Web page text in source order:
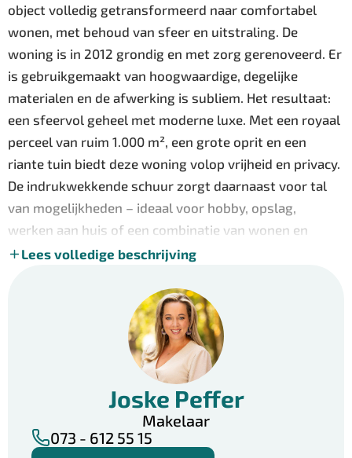
object volledig getransformeerd naar comfortabel
wonen, met behoud van sfeer en uitstraling. De
woning is in 2012 grondig en met zorg gerenoveerd. Er
is gebruikgemaakt van hoogwaardige, degelijke
materialen en de afwerking is subliem. Het resultaat:
een sfeervol geheel met moderne luxe. Met een royaal
perceel van ruim 1.000 m², een grote oprit en een
riante tuin biedt deze woning volop vrijheid en privacy.
De indrukwekkende schuur zorgt daarnaast voor tal
van mogelijkheden – ideaal voor hobby, opslag,
werken aan huis of een combinatie van wonen en
ondernemen.
Binnen beschikt de woning over verrassend veel
woonoppervlakte en een flexibele indeling. Een pand
met inhoud, uitstraling én potentie. Vrijstaand wonen
in een woonwijk, met dit formaat én deze historie, is
een zeldzame combinatie. Een zeldzame kans om riant
vrijstaand te wonen op een plek met geschiedenis.
De keuken vormt zonder twijfel het hart van de
woning. Deze moderne leefkeuken is royaal opgezet
Lees volledige beschrijving
Joske Peffer
Makelaar
073 - 612 55 15